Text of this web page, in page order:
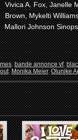
Vivica A. Fox, Janelle
Brown, Mykelti
Mallori Johnson
,bande annonce vf,
,Monika Meier,Olunike